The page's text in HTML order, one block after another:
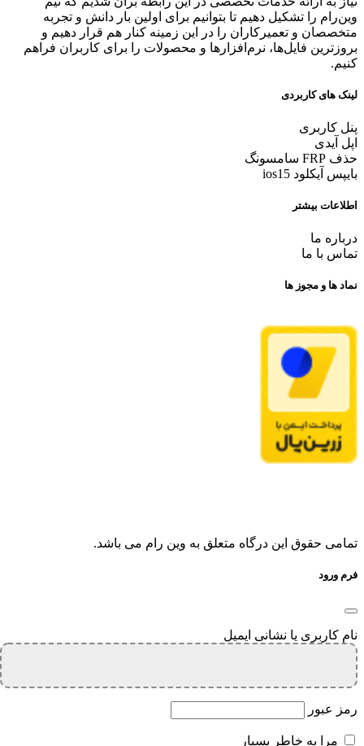
وین‌رام را تشکیل دهیم تا بتوانیم برای اولین بار دانش و تجربه
متخصصان و تعمیرکاران را در این زمینه کنار هم قرار دهیم و
بروزترین فایل‌ها، نرم‌افزارها و محصولات را برای کاربران فراهم
کنیم.
لینک های کاربردی
پنل کاربری
اپل آیدی
حذف FRP سامسونگ
بایپس آیکلود ios15
اطلاعات بیشتر
درباره ما
تماس با ما
نماد ها و مجوز ها
تمامی حقوق این درگاه متعلق به وین رام می باشد.
فرم ورود
نام کاربری یا نشانی ایمیل
رمز عبور
مرا به خاطر بسپار